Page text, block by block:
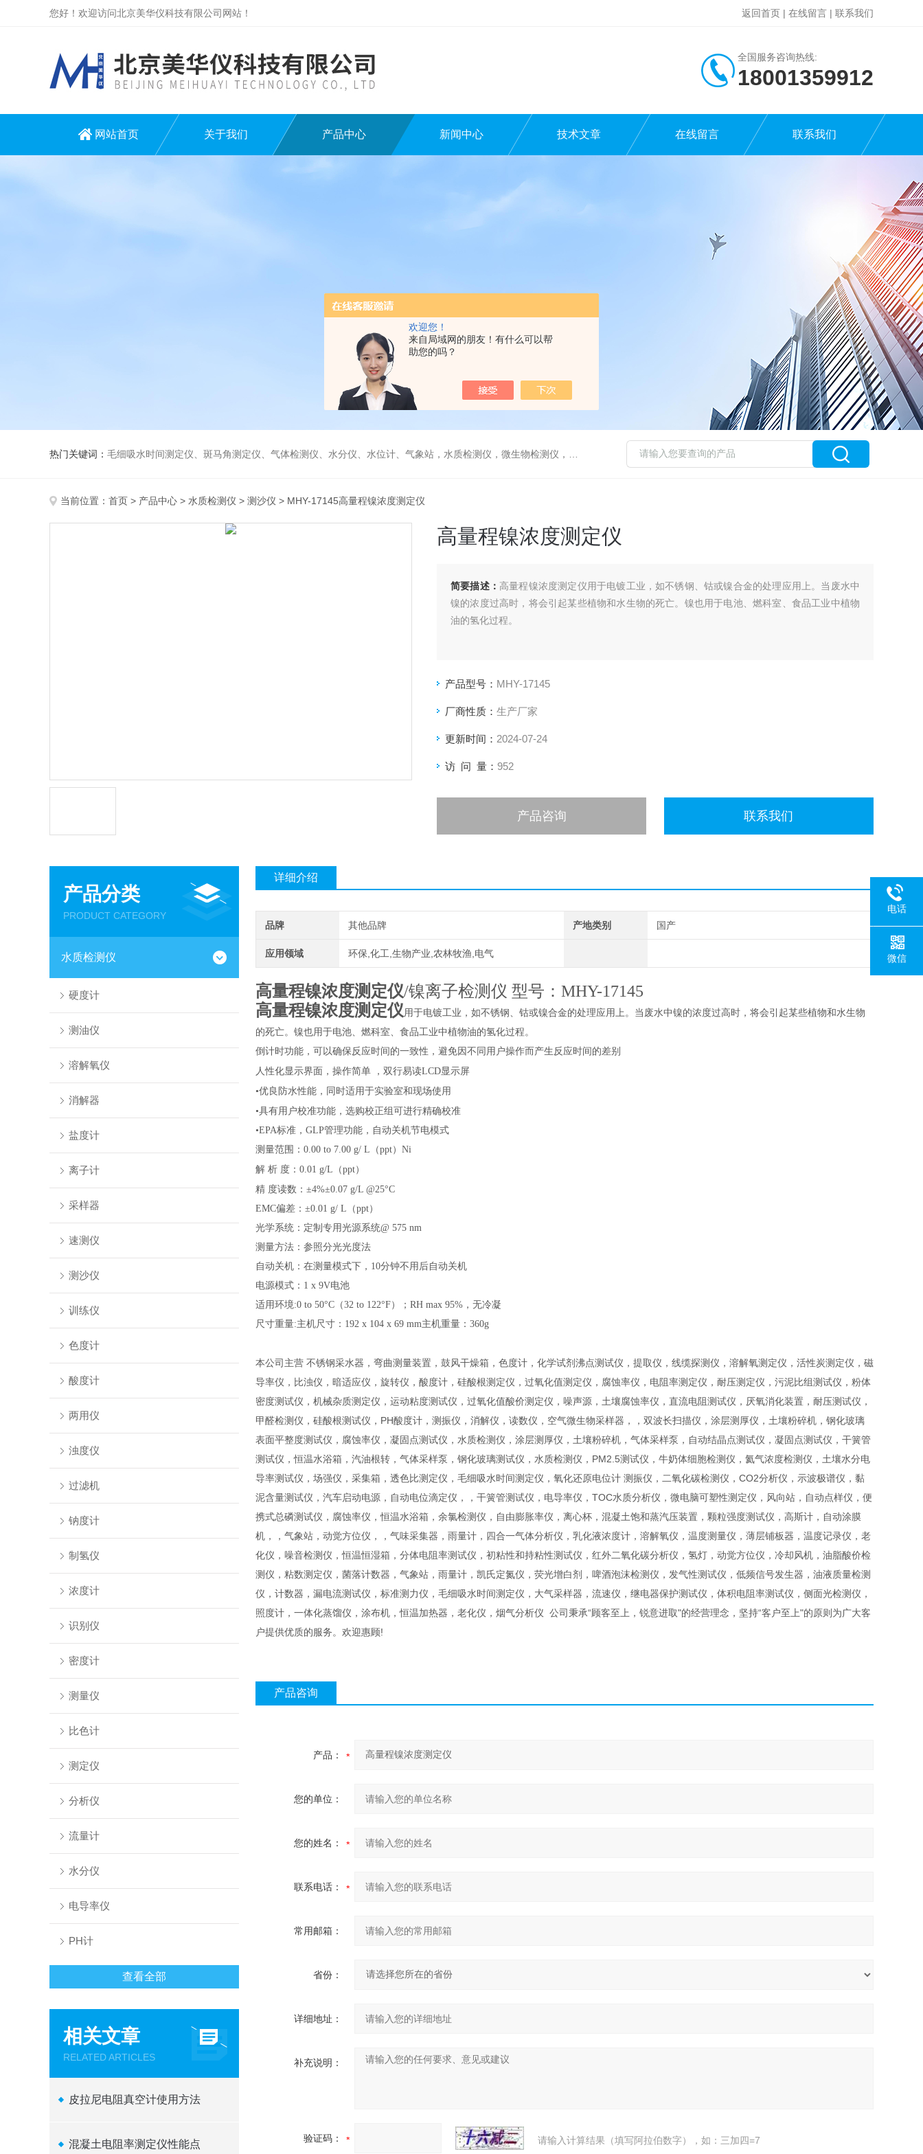
欢迎您！
来自局域网的朋友！有什么可以帮
助您的吗？
您好！欢迎访问北京美华仪科技有限公司网站！ 返回首页 | 在线留言 | 联系我们
全国服务咨询热线:
18001359912
网站首页 关于我们 产品中心 新闻中心 技术文章 在线留言 联系我们
热门关键词： 毛细吸水时间测定仪、斑马角测定仪、气体检测仪、水分仪、水位计、气象站，水质检测仪，微生物检测仪，气体检测仪
当前位置： 首页 > 产品中心 > 水质检测仪 > 测沙仪 > MHY-17145高量程镍浓度测定仪
高量程镍浓度测定仪
简要描述： 高量程镍浓度测定仪用于电镀工业，如不锈钢、钴或镍合金的处理应用上。当废水中
镍的浓度过高时，将会引起某些植物和水生物的死亡。镍也用于电池、燃科室、食品工业中植物
油的氢化过程。
产品型号： MHY-17145
厂商性质： 生产厂家
更新时间： 2024-07-24
访 问 量： 952
产品咨询 联系我们
产品分类
PRODUCT CATEGORY
水质检测仪
硬度计
测油仪
溶解氧仪
消解器
盐度计
离子计
采样器
速测仪
测沙仪
训练仪
色度计
酸度计
两用仪
浊度仪
过滤机
钠度计
制氢仪
浓度计
识别仪
密度计
测量仪
比色计
测定仪
分析仪
流量计
水分仪
电导率仪
PH计
查看全部
相关文章
RELATED ARTICLES
皮拉尼电阻真空计使用方法
混凝土电阻率测定仪性能点
详细介绍
品牌 其他品牌 产地类别 国产
应用领域 环保,化工,生物产业,农林牧渔,电气
高量程镍浓度测定仪/镍离子检测仪 型号：MHY-17145
高量程镍浓度测定仪用于电镀工业，如不锈钢、钴或镍合金的处理应用上。当废水中镍的浓度过高时，将会引起某些植物和水生物
的死亡。镍也用于电池、燃科室、食品工业中植物油的氢化过程。
倒计时功能，可以确保反应时间的一致性，避免因不同用户操作而产生反应时间的差别
人性化显示界面，操作简单
，双行易读LCD显示屏
•优良防水性能，同时适用于实验室和现场使用
•具有用户校准功能，选购校正组可进行精确校准
•EPA标准，GLP管理功能，自动关机节电模式
测量范围： 0.00 to 7.00 g/ L（ppt）Ni
解 析 度： 0.01 g/L（ppt）
精 度读数： ±4%±0.07 g/L @25°C
EMC偏差： ±0.01 g/ L（ppt）
光学系统：定制专用光源系统@ 575 nm
测量方法：参照分光光度法
自动关机：在测量模式下， 10分钟不用后自动关机
电源模式： 1 x 9V电池
适用环境:0 to 50°C（32 to 122°F）；RH max 95%，无冷凝
尺寸重量:主机尺寸：192 x 104 x 69 mm主机重量：360g
本公司主营 不锈钢采水器，弯曲测量装置，鼓风干燥箱，色度计，化学试剂沸点测试仪，提取仪，线缆探测仪，溶解氧测定仪，活性炭测定仪，磁
导率仪，比浊仪，暗适应仪，旋转仪，酸度计，硅酸根测定仪，过氧化值测定仪，腐蚀率仪，电阻率测定仪，耐压测定仪，污泥比组测试仪，粉体
密度测试仪，机械杂质测定仪，运动粘度测试仪，过氧化值酸价测定仪，噪声源，土壤腐蚀率仪，直流电阻测试仪，厌氧消化装置，耐压测试仪，
甲醛检测仪，硅酸根测试仪，PH酸度计，测振仪，消解仪，读数仪，空气微生物采样器，，双波长扫描仪，涂层测厚仪，土壤粉碎机，钢化玻璃
表面平整度测试仪，腐蚀率仪，凝固点测试仪，水质检测仪，涂层测厚仪，土壤粉碎机，气体采样泵，自动结晶点测试仪，凝固点测试仪，干簧管
测试仪，恒温水浴箱，汽油根转，气体采样泵，钢化玻璃测试仪，水质检测仪，PM2.5测试仪，牛奶体细胞检测仪，氦气浓度检测仪，土壤水分电
导率测试仪，场强仪，采集箱，透色比测定仪，毛细吸水时间测定仪，氧化还原电位计 测振仪，二氧化碳检测仪，CO2分析仪，示波极谱仪，黏
泥含量测试仪，汽车启动电源，自动电位滴定仪，，干簧管测试仪，电导率仪，TOC水质分析仪，微电脑可塑性测定仪，风向站，自动点样仪，便
携式总磷测试仪，腐蚀率仪，恒温水浴箱，余氯检测仪，自由膨胀率仪，离心杯，混凝土饱和蒸汽压装置，颗粒强度测试仪，高斯计，自动涂膜
机，，气象站，动觉方位仪，，气味采集器，雨量计，四合一气体分析仪，乳化液浓度计，溶解氧仪，温度测量仪，薄层铺板器，温度记录仪，老
化仪，噪音检测仪，恒温恒湿箱，分体电阻率测试仪，初粘性和持粘性测试仪，红外二氧化碳分析仪，氢灯，动觉方位仪，冷却风机，油脂酸价检
测仪，粘数测定仪，菌落计数器，气象站，雨量计，凯氏定氮仪，荧光增白剂，啤酒泡沫检测仪，发气性测试仪，低频信号发生器，油液质量检测
仪，计数器，漏电流测试仪，标准测力仪，毛细吸水时间测定仪，大气采样器，流速仪，继电器保护测试仪，体积电阻率测试仪，侧面光检测仪，
照度计，一体化蒸馏仪，涂布机，恒温加热器，老化仪，烟气分析仪 公司秉承“顾客至上，锐意进取"的经营理念，坚持“客户至上"的原则为广大客
户提供优质的服务。欢迎惠顾!
产品咨询
产品：
您的单位：
您的姓名：
联系电话：
常用邮箱：
省份：
详细地址：
补充说明：
验证码： 请输入计算结果（填写阿拉伯数字），如：三加四=7
电话
微信